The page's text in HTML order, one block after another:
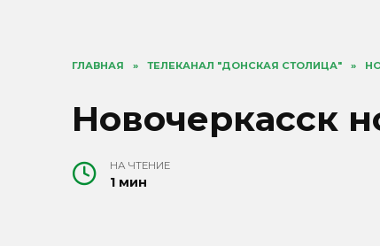
ГЛАВНАЯ » ТЕЛЕКАНАЛ "ДОНСКАЯ СТОЛИЦА" »
Новочеркасск
НА ЧТЕНИЕ
1 мин